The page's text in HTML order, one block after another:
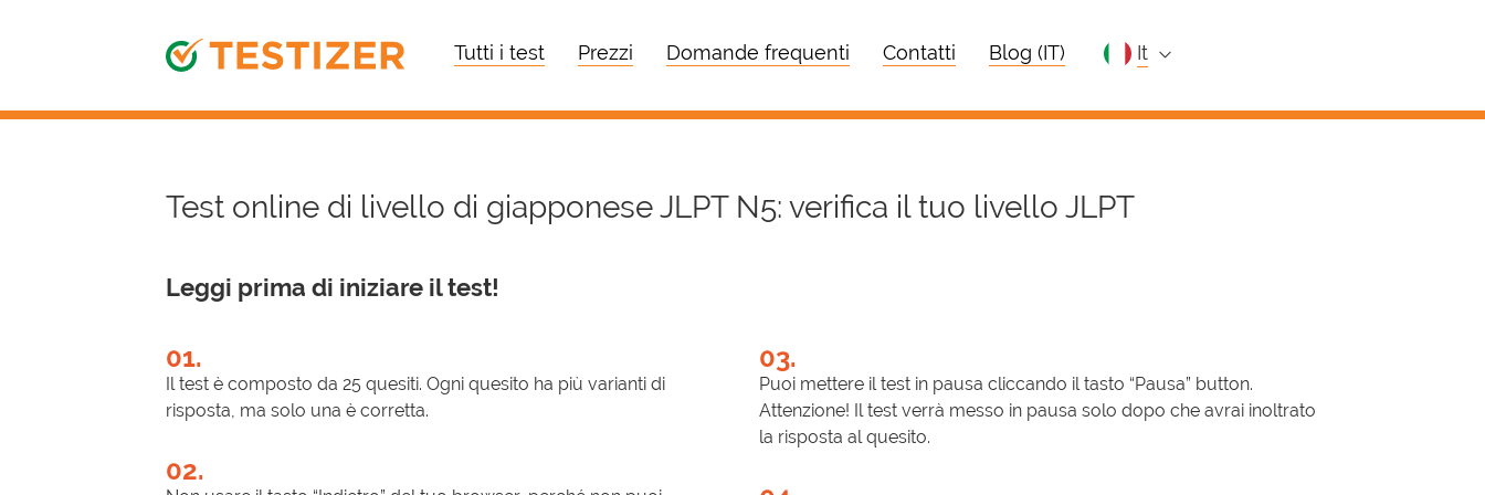
Tutti i test Prezzi Domande frequenti Contatti Blog (IT) it
Test online di livello di giapponese JLPT N5: verifica il tuo livello JLPT
Leggi prima di iniziare il test!
01.
Il test è composto da 25 quesiti. Ogni quesito ha più varianti di
risposta, ma solo una è corretta.
02.
03.
Puoi mettere il test in pausa cliccando il tasto “Pausa” button.
Attenzione! Il test verrà messo in pausa solo dopo che avrai inoltrato
la risposta al quesito.